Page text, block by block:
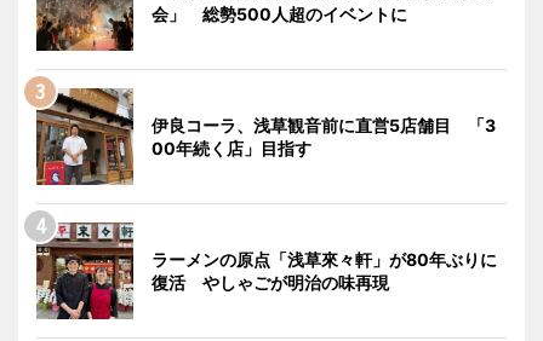
会」 総勢500人超のイベントに
伊良コーラ、浅草観音前に直営5店舗目 「3
00年続く店」目指す
ラーメンの原点「浅草來々軒」が80年ぶりに
復活 やしゃごが明治の味再現